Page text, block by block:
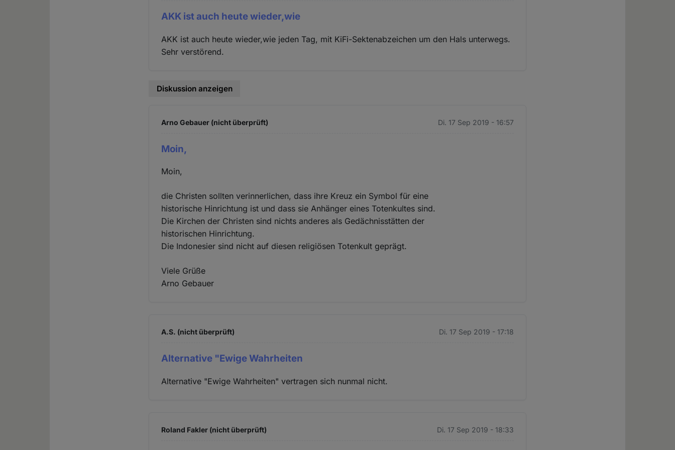
AKK ist auch heute wieder,wie
AKK ist auch heute wieder,wie jeden Tag, mit KiFi-Sektenabzeichen um den Hals unterwegs.
Sehr verstörend.
Diskussion anzeigen
Arno Gebauer (nicht überprüft) Di. 17 Sep 2019 - 16:57
Moin,
Moin,
die Christen sollten verinnerlichen, dass ihre Kreuz ein Symbol für eine
historische Hinrichtung ist und dass sie Anhänger eines Totenkultes sind.
Die Kirchen der Christen sind nichts anderes als Gedächnisstätten der
historischen Hinrichtung.
Die Indonesier sind nicht auf diesen religiösen Totenkult geprägt.
Viele Grüße
Arno Gebauer
A.S. (nicht überprüft) Di. 17 Sep 2019 - 17:18
Alternative "Ewige Wahrheiten
Alternative "Ewige Wahrheiten" vertragen sich nunmal nicht.
Roland Fakler (nicht überprüft) Di. 17 Sep 2019 - 18:33